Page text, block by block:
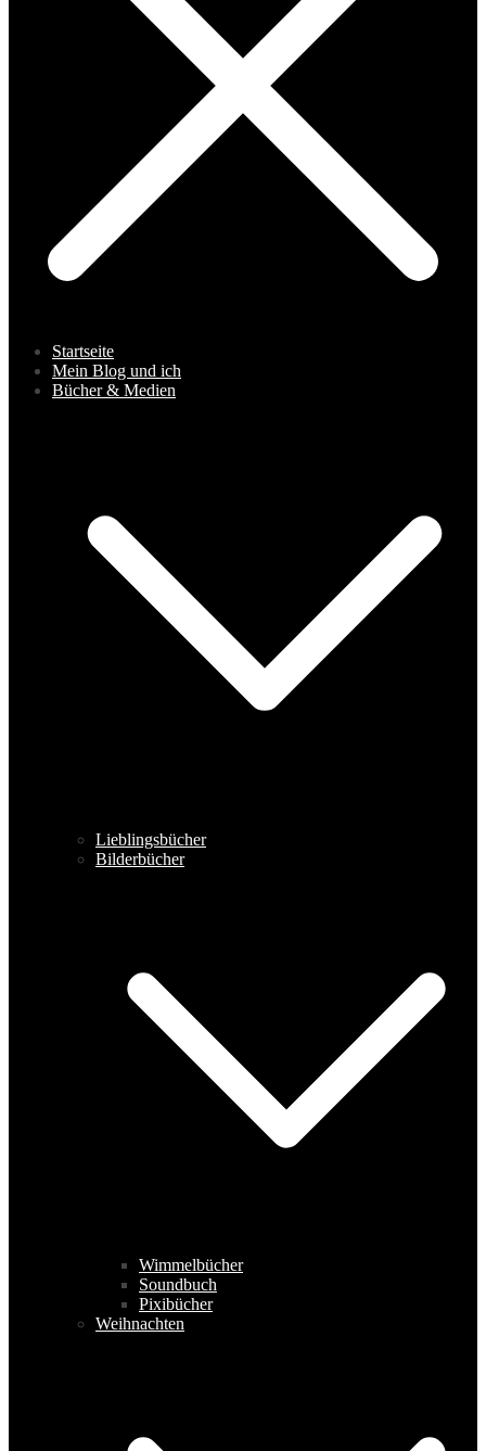
Startseite
Mein Blog und ich
Bücher & Medien
Lieblingsbücher
Bilderbücher
Wimmelbücher
Soundbuch
Pixibücher
Weihnachten